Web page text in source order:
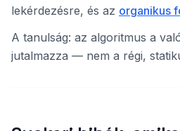
lekérdezésre, és az organikus
A tanulság: az algoritmus a
jutalmazza — nem a régi,